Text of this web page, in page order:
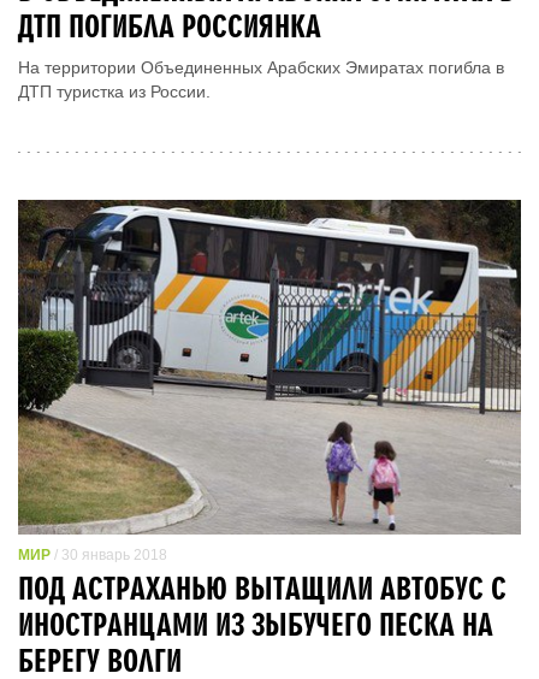
ДТП ПОГИБЛА РОССИЯНКА
На территории Объединенных Арабских Эмиратах погибла в
ДТП туристка из России.
МИР / 30 январь 2018
ПОД АСТРАХАНЬЮ ВЫТАЩИЛИ АВТОБУС С
ИНОСТРАНЦАМИ ИЗ ЗЫБУЧЕГО ПЕСКА НА
БЕРЕГУ ВОЛГИ